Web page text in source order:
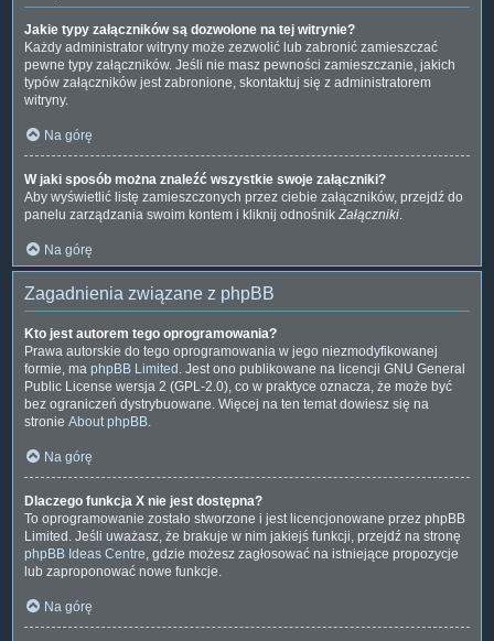
Jakie typy załączników są dozwolone na tej witrynie?
Każdy administrator witryny może zezwolić lub zabronić zamieszczać
pewne typy załączników. Jeśli nie masz pewności zamieszczanie, jakich
typów załączników jest zabronione, skontaktuj się z administratorem
witryny.
Na górę
W jaki sposób można znaleźć wszystkie swoje załączniki?
Aby wyświetlić listę zamieszczonych przez ciebie załączników, przejdź do
panelu zarządzania swoim kontem i kliknij odnośnik Załączniki.
Na górę
Zagadnienia związane z phpBB
Kto jest autorem tego oprogramowania?
Prawa autorskie do tego oprogramowania w jego niezmodyfikowanej
formie, ma phpBB Limited. Jest ono publikowane na licencji GNU General
Public License wersja 2 (GPL-2.0), co w praktyce oznacza, że może być
bez ograniczeń dystrybuowane. Więcej na ten temat dowiesz się na
stronie About phpBB.
Na górę
Dlaczego funkcja X nie jest dostępna?
To oprogramowanie zostało stworzone i jest licencjonowane przez phpBB
Limited. Jeśli uważasz, że brakuje w nim jakiejś funkcji, przejdź na stronę
phpBB Ideas Centre, gdzie możesz zagłosować na istniejące propozycje
lub zaproponować nowe funkcje.
Na górę